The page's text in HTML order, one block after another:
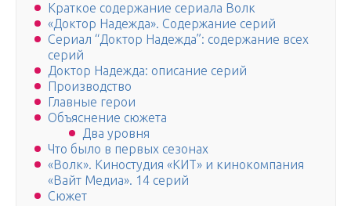
Краткое содержание сериала Волк
«Доктор Надежда». Содержание серий
Сериал “Доктор Надежда”: содержание всех
серий
Доктор Надежда: описание серий
Производство
Главные герои
Объяснение сюжета
Два уровня
Что было в первых сезонах
«Волк». Киностудия «КИТ» и кинокомпания
«Вайт Медиа». 14 серий
Сюжет